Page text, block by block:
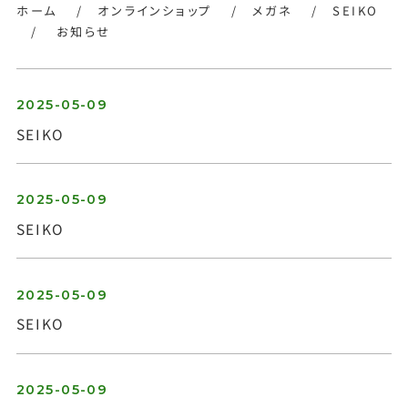
ホーム / オンラインショップ / メガネ / SEIKO
/ お知らせ
2025-05-09
SEIKO
2025-05-09
SEIKO
2025-05-09
SEIKO
2025-05-09